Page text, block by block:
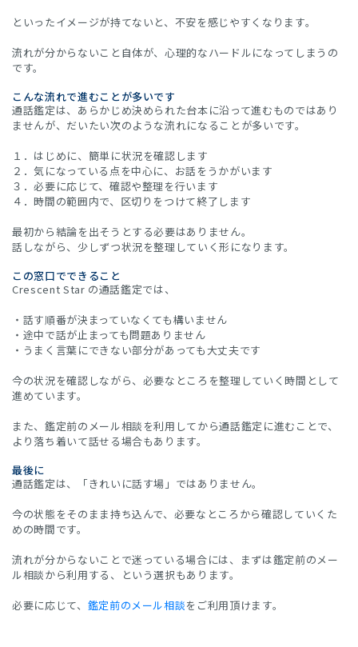
といったイメージが持てないと、不安を感じやすくなります。
流れが分からないこと自体が、心理的なハードルになってしまうの
です。
こんな流れで進むことが多いです
通話鑑定は、あらかじめ決められた台本に沿って進むものではあり
ませんが、だいたい次のような流れになることが多いです。
１．はじめに、簡単に状況を確認します
２．気になっている点を中心に、お話をうかがいます
３．必要に応じて、確認や整理を行います
４．時間の範囲内で、区切りをつけて終了します
最初から結論を出そうとする必要はありません。
話しながら、少しずつ状況を整理していく形になります。
この窓口でできること
Crescent Star の通話鑑定では、
・話す順番が決まっていなくても構いません
・途中で話が止まっても問題ありません
・うまく言葉にできない部分があっても大丈夫です
今の状況を確認しながら、必要なところを整理していく時間として
進めています。
また、鑑定前のメール相談を利用してから通話鑑定に進むことで、
より落ち着いて話せる場合もあります。
最後に
通話鑑定は、「きれいに話す場」ではありません。
今の状態をそのまま持ち込んで、必要なところから確認していくた
めの時間です。
流れが分からないことで迷っている場合には、まずは鑑定前のメー
ル相談から利用する、という選択もあります。
必要に応じて、 鑑定前のメール相談をご利用頂けます。